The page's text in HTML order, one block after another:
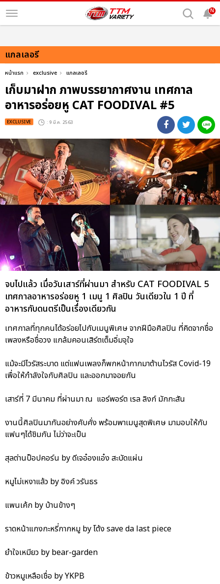
N
แกลเลอรี
หน้าแรก exclusive แกลเลอรี
เก็บมาฝาก ภาพบรรยากาศงาน เทศกาล
อาหารอร่อยหู CAT FOODIVAL #5
EXCLUSIVE : 9 มี.ค. 2563
จบไปแล้ว เมื่อวันเสาร์ที่ผ่านมา สำหรับ CAT FOODIVAL 5
เทศกาลอาหารอร่อยหู 1 เมนู 1 ศิลปิน วันเดียวใน 1 ปี ที่
อาหารกับดนตรีเป็นเรื่องเดียวกัน
เทศกาลที่ทุกคนได้อร่อยไปกับเมนูพิเศษ จากฝีมือศิลปิน ที่คิดจากชื่อ
เพลงหรือชื่อวง แกล้มคอนเสิร์ตเต็มอิ่มจุใจ
แม้จะมีไวรัสระบาด แต่แฟนเพลงก็พกหน้ากากมาต้านไวรัส Covid-19
เพื่อให้กำลังใจกับศิลปิน และออกมาจอยกัน
เสาร์ที่ 7 มีนาคม ที่ผ่านมา ณ แอร์พอร์ต เรล ลิงก์ มักกะสัน
งานนี้ศิลปินมากันอย่างคับคั่ง พร้อมพาเมนูสุดพิเศษ มามอบให้กับ
แฟนๆได้ชิมกัน ไม่ว่าจะเป็น
สุลต่านป็อปคอร์น by ดีเจอ๋องแอ๋ง สะบัดแผ่น
หมูไม่เหงาแล้ว by อิงค์ วรันธร
แพนเค้ก by บ้านข้างๆ
ราดหน้าแกงกะหรี่กากหมู by โต้ง save da last piece
ยำใจเหมียว by bear-garden
ข้าวหมูเหลือเชื่อ by YKPB